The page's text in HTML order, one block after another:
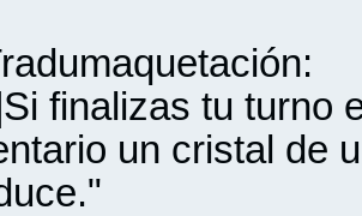
finalizas tu turno
un cristal de